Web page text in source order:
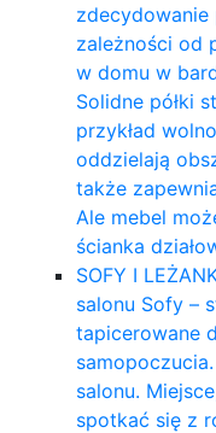
zdecydowanie
zależności od
w domu w
Solidne półki
przykład
oddzielają
także
Ale mebel
ścianka
SOFY I
salonu Sofy –
tapicerowane
salonu.
spotkać się z